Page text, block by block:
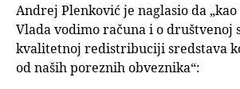
Andrej Plenković je naglasio da
Vlada vodimo računa i o društvenoj
kvalitetnoj redistribuciji sredstava
od naših poreznih obveznika“: